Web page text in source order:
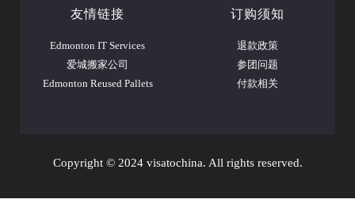
友情链接
Edmonton IT Services
爱城搬家公司
Edmonton Reused Pallets
订购须知
退款政策
参团问题
付款相关
Copyright © 2024 visatochina. All rights reserved.